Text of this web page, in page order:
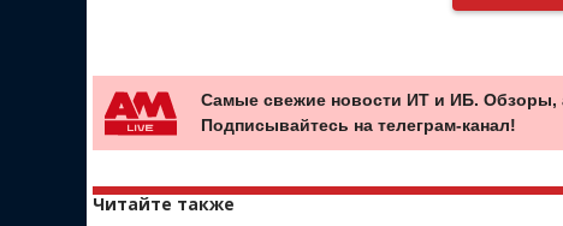
Самые свежие новости ИТ и ИБ. Обзоры,
Подписывайтесь на телеграм-канал!
Читайте также